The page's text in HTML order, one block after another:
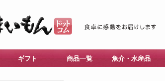
ギフト 商品一覧 魚介・水産品